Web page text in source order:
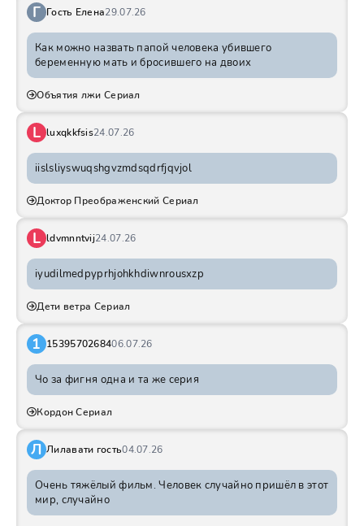
Г Гость Елена29.07.26
Как можно назвать папой человека убившего
беременную мать и бросившего на двоих
Объятия лжи Сериал
L luxqkkfsis24.07.26
iislsliyswuqshgvzmdsqdrfjqvjol
Доктор Преображенский Сериал
L ldvmnntvij24.07.26
iyudilmedpyprhjohkhdiwnrousxzp
Дети ветра Сериал
1 1539570268406.07.26
Чо за фигня одна и та же серия
Кордон Сериал
Л Лилавати гость04.07.26
Очень тяжёлый фильм. Человек случайно пришёл в этот
мир, случайно